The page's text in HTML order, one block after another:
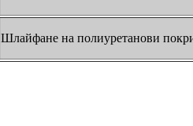
Шлайфане на полиуретанови